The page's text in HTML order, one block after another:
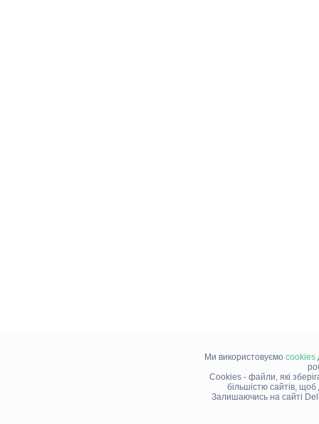
Ми використовуємо cookies
Cookies - файли, які
більшістю сайтів,
Залишаючись на сайті